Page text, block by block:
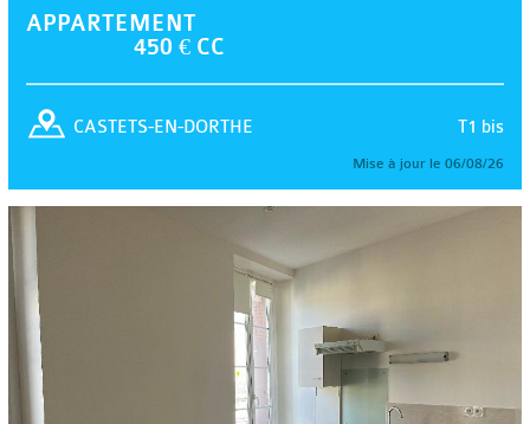
APPARTEMENT
450 € CC
T1 bis
CASTETS-EN-DORTHE
Mise à jour le 06/08/26